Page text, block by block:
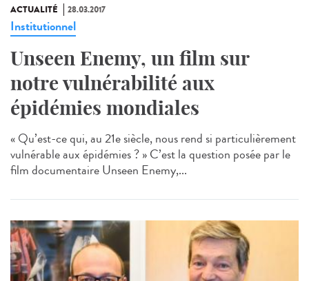
ACTUALITÉ 28.03.2017
Institutionnel
Unseen Enemy, un film sur
notre vulnérabilité aux
épidémies mondiales
« Qu’est-ce qui, au 21e siècle, nous rend si particulièrement
vulnérable aux épidémies ? » C’est la question posée par le
film documentaire Unseen Enemy,...